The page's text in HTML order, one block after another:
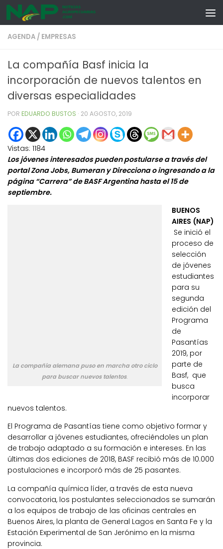
Skip to content
AGENDA / EMPRESAS
La compañía Basf inicia la
incorporación de nuevos talentos en
diversas especialidades
POR EDUARDO BUSTOS · 20 AGOSTO, 2019
Vistas: 1184
Los jóvenes interesados pueden postularse a través del
portal Zona Jobs, Bumeran y Direcciona o ingresando a la
página “Carrera” de BASF Argentina hasta el 15 de
septiembre.
La compañía alemana puso en marcha otro ciclo
para buscar nuevos talentos.
BUENOS
AIRES (NAP)
Se inició el
proceso de
selección
de jóvenes
estudiantes
para su
segunda
edición del
Programa
de
Pasantías
2019, por
parte de
Basf, que
busca
incorporar
nuevos talentos.
El Programa de Pasantías tiene como objetivo formar y
desarrollar a jóvenes estudiantes, ofreciéndoles un plan
de trabajo adaptado a su formación e intereses. En las
últimas dos ediciones de 2018, BASF recibió más de 10.000
postulaciones e incorporó más de 25 pasantes.
La compañía química líder, a través de esta nueva
convocatoria, los postulantes seleccionados se sumarán
a los equipos de trabajo de las oficinas centrales en
Buenos Aires, la planta de General Lagos en Santa Fe y la
Estación Experimental de San Jerónimo en la misma
provincia.